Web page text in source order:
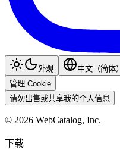
外观
中文（简体）
管理 Cookie
请勿出售或共享我的个人信息
© 2026 WebCatalog, Inc.
下载